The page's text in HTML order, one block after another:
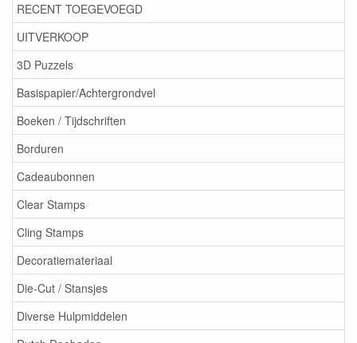
RECENT TOEGEVOEGD
UITVERKOOP
3D Puzzels
Basispapier/Achtergrondvel
Boeken / Tijdschriften
Borduren
Cadeaubonnen
Clear Stamps
Cling Stamps
Decoratiemateriaal
Die-Cut / Stansjes
Diverse Hulpmiddelen